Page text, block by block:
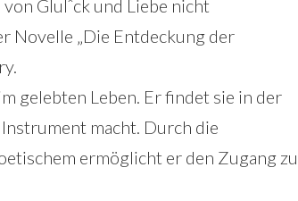
GluÌˆck und Liebe nicht
Novelle „Die Entdeckung der
gelebten Leben. Er findet sie in der
macht. Durch die
ermöglicht er den Zugang zu